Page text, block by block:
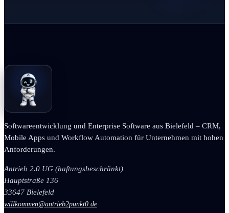
Softwareentwicklung und Enterprise Software aus Bielefeld – CRM,
Mobile Apps und Workflow Automation für Unternehmen mit hohen
Anforderungen.
Antrieb 2.0 UG (haftungsbeschränkt)
Hauptstraße 136
33647 Bielefeld
willkommen@antrieb2punkt0.de